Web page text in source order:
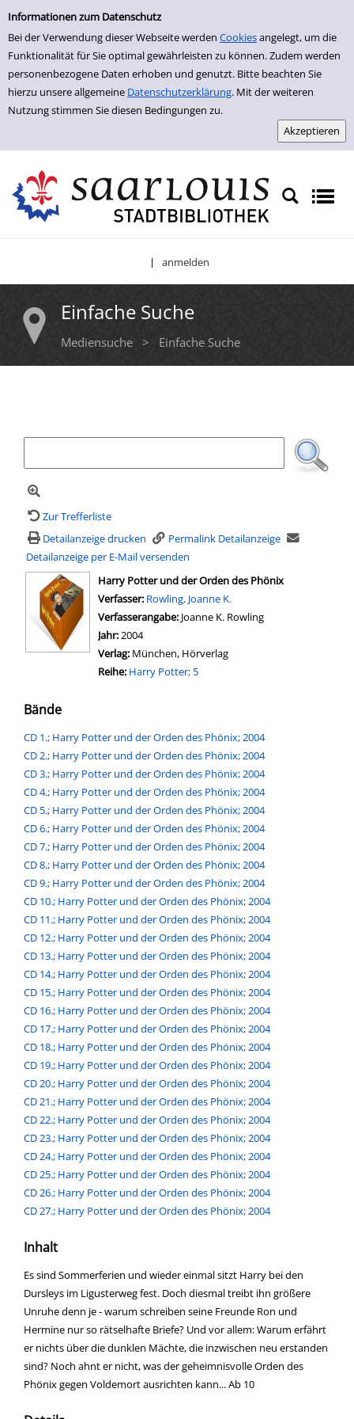
Einfache Suche
Informationen zum Datenschutz
Bei der Verwendung dieser Webseite werden Cookiesangelegt, um die
Funktionalität für Sie optimal gewährleisten zu können. Zudem werden
personenbezogene Daten erhoben und genutzt. Bitte beachten Sie
hierzu unsere allgemeine Datenschutzerklärung. Mit der weiteren
Nutzung stimmen Sie diesen Bedingungen zu.
Zur Detailanzeige springen
| anmelden
Einfache Suche
Mediensuche > Einfache Suche
Zur Trefferliste
Detailanzeige drucken
Permalink Detailanzeige
Detailanzeige per E-Mail versenden
wird in neuem Tab geöffnet
Harry Potter und der Orden des Phönix
Verfasser: Rowling, Joanne K.
Verfasserangabe: Joanne K. Rowling
Jahr:2004
Verlag: München, Hörverlag
Reihe: Harry Potter; 5
Bände
CD 1.; Harry Potter und der Orden des Phönix; 2004
CD 2.; Harry Potter und der Orden des Phönix; 2004
CD 3.; Harry Potter und der Orden des Phönix; 2004
CD 4.; Harry Potter und der Orden des Phönix; 2004
CD 5.; Harry Potter und der Orden des Phönix; 2004
CD 6.; Harry Potter und der Orden des Phönix; 2004
CD 7.; Harry Potter und der Orden des Phönix; 2004
CD 8.; Harry Potter und der Orden des Phönix; 2004
CD 9.; Harry Potter und der Orden des Phönix; 2004
CD 10.; Harry Potter und der Orden des Phönix; 2004
CD 11.; Harry Potter und der Orden des Phönix; 2004
CD 12.; Harry Potter und der Orden des Phönix; 2004
CD 13.; Harry Potter und der Orden des Phönix; 2004
CD 14.; Harry Potter und der Orden des Phönix; 2004
CD 15.; Harry Potter und der Orden des Phönix; 2004
CD 16.; Harry Potter und der Orden des Phönix; 2004
CD 17.; Harry Potter und der Orden des Phönix; 2004
CD 18.; Harry Potter und der Orden des Phönix; 2004
CD 19.; Harry Potter und der Orden des Phönix; 2004
CD 20.; Harry Potter und der Orden des Phönix; 2004
CD 21.; Harry Potter und der Orden des Phönix; 2004
CD 22.; Harry Potter und der Orden des Phönix; 2004
CD 23.; Harry Potter und der Orden des Phönix; 2004
CD 24.; Harry Potter und der Orden des Phönix; 2004
CD 25.; Harry Potter und der Orden des Phönix; 2004
CD 26.; Harry Potter und der Orden des Phönix; 2004
CD 27.; Harry Potter und der Orden des Phönix; 2004
Inhalt
Es sind Sommerferien und wieder einmal sitzt Harry bei den
Dursleys im Ligusterweg fest. Doch diesmal treibt ihn größere
Unruhe denn je - warum schreiben seine Freunde Ron und
Hermine nur so rätselhafte Briefe? Und vor allem: Warum erfährt
er nichts über die dunklen Mächte, die inzwischen neu erstanden
sind? Noch ahnt er nicht, was der geheimnisvolle Orden des
Phönix gegen Voldemort ausrichten kann... Ab 10